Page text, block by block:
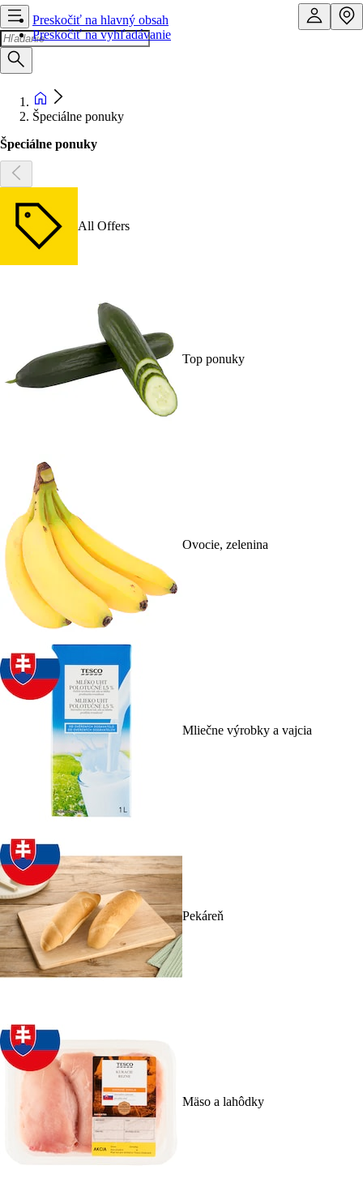
Preskočiť na hlavný obsah
Preskočiť na vyhľadávanie
Špeciálne ponuky
Špeciálne ponuky
All Offers
Top ponuky
Ovocie, zelenina
Mliečne výrobky a vajcia
Pekáreň
Mäso a lahôdky